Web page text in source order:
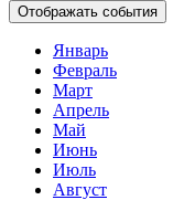
Отображать события
Январь
Февраль
Март
Апрель
Май
Июнь
Июль
Август